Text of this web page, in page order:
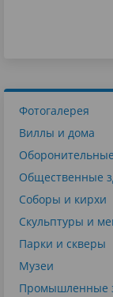
Фотогалерея
Виллы и дома
Общественные
Соборы и кирхи
Скульптуры и
Парки и скверы
Музеи
Промышленные